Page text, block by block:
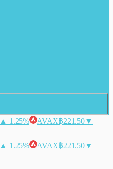
▲ 1.25% AVAX฿221.50▼
▲ 1.25% AVAX฿221.50▼